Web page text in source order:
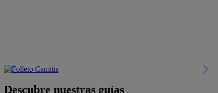
Descubre nuestras guías